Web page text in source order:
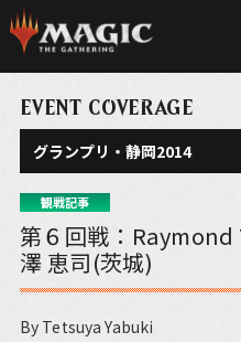
EVENT COVERAGE
グランプリ・静岡2014
観戦記事
第６回戦：Raymond
澤 恵司(茨城)
By Tetsuya Yabuki